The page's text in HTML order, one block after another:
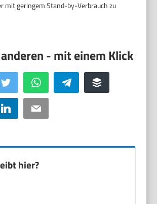
mit geringem Stand-by-Verbrauch zu
Twitter WhatsApp Telegram Buffer
LinkedIn Email
hier?